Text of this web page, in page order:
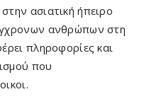
ασιατική ήπειρο
ανθρώπων στη
πληροφορίες και
που